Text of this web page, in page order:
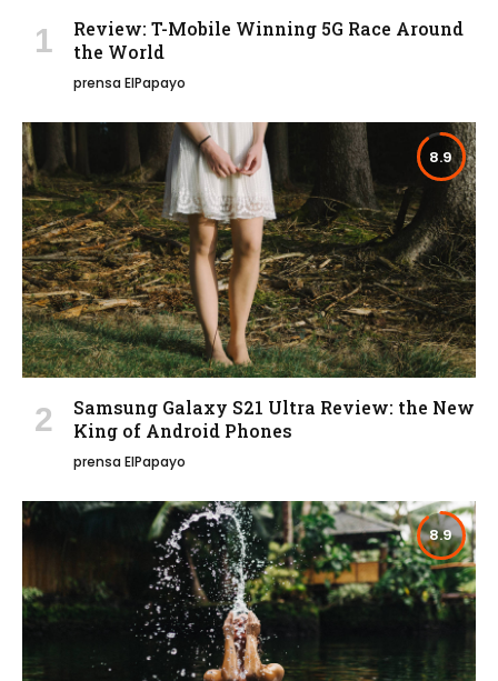
Review: T-Mobile Winning 5G Race Around
the World
prensa ElPapayo
8.9
Samsung Galaxy S21 Ultra Review: the New
King of Android Phones
prensa ElPapayo
8.9